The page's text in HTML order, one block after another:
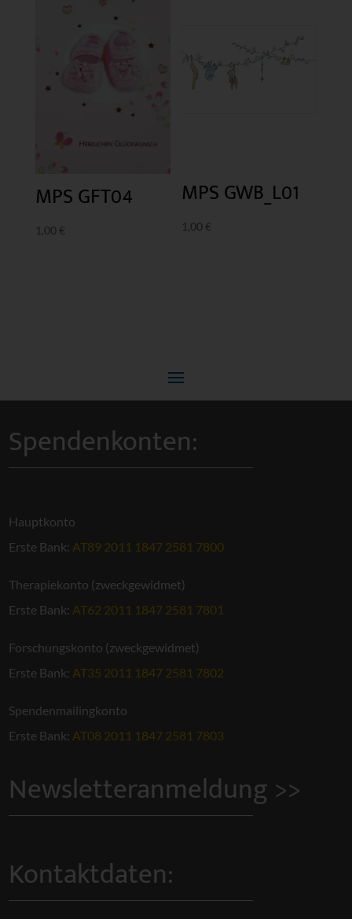
MPS GFT04
1,00 €
MPS GWB_L01
1,00 €
Spendenkonten:
Hauptkonto
Erste Bank: AT89 2011 1847 2581 7800
Therapiekonto (zweckgewidmet)
Erste Bank: AT62 2011 1847 2581 7801
Forschungskonto (zweckgewidmet)
Erste Bank: AT35 2011 1847 2581 7802
Spendenmailingkonto
Erste Bank: AT08 2011 1847 2581 7803
Newsletteranmeldung >>
Kontaktdaten: